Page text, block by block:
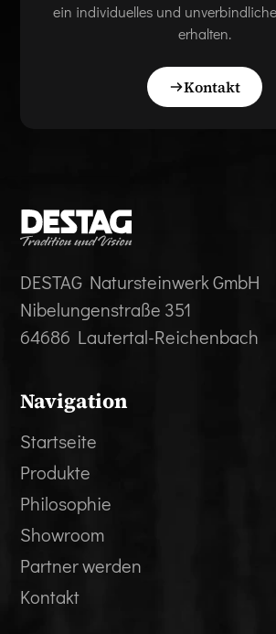
ein individuelles und
erhalten.
Kontakt
DESTAG Natursteinwerk GmbH
Nibelungenstraße 351
64686 Lautertal-Reichenbach
Navigation
Startseite
Produkte
Philosophie
Showroom
Partner werden
Kontakt